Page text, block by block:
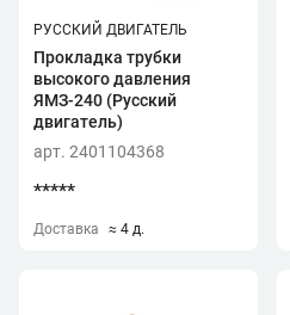
РУССКИЙ ДВИГАТЕЛЬ
Прокладка трубки
высокого давления
ЯМЗ-240 (Русский
двигатель)
арт. 2401104368
*****
Доставка ≈ 4 д.